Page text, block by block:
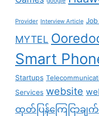
Provider Interview Article
MYTEL
Smart
Startups
Services website
ထုတ်ပြန်ကြေငြာချက်